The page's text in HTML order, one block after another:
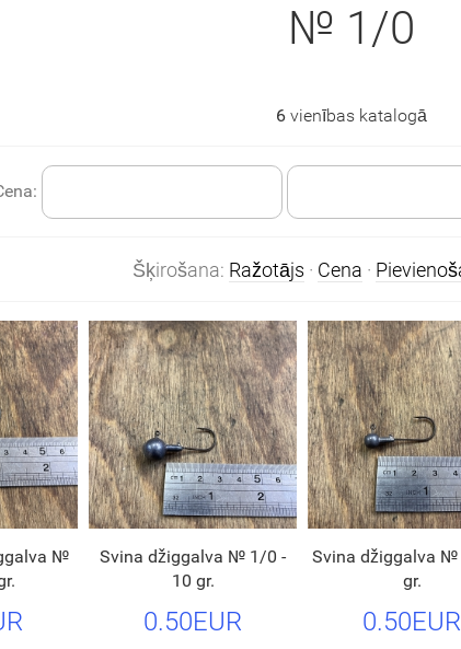
№ 1/0
6 vienības katalogā
Šķirošana: Ražotājs · Cena ·
№
Svina džiggalva № 1/0 -
10 gr.
0.50EUR
Svina džiggalva №
gr.
0.50EUR